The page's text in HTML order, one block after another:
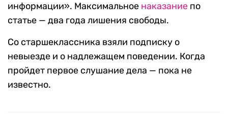
информации». Максимальное наказание по
статье — два года лишения свободы.
Со старшеклассника взяли подписку о
невыезде и о надлежащем поведении. Когда
пройдет первое слушание дела — пока не
известно.